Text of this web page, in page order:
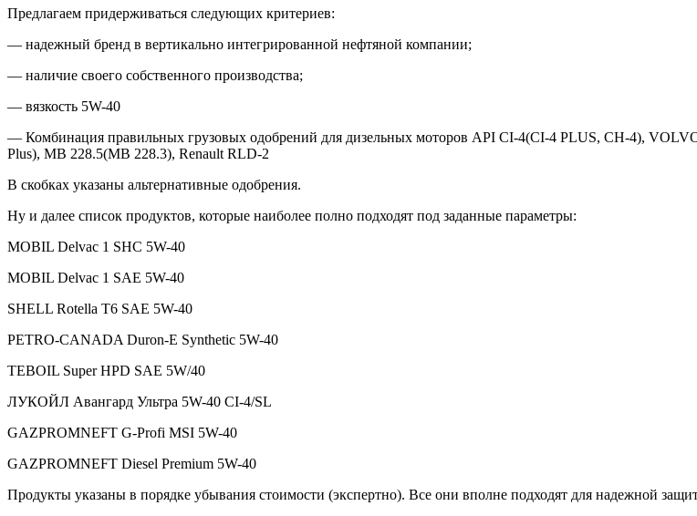
Предлагаем придерживаться следующих критериев:
— надежный бренд в вертикально интегрированной нефтяной компании;
— наличие своего собственного производства;
— вязкость 5W-40
— Комбинация правильных грузовых одобрений для дизельных моторов API CI-4(CI-4 PLUS, CH-4),
Plus), MB 228.5(MB 228.3), Renault RLD-2
В скобках указаны альтернативные одобрения.
Ну и далее список продуктов, которые наиболее полно подходят под заданные параметры:
MOBIL Delvac 1 SHC 5W-40
MOBIL Delvac 1 SAE 5W-40
SHELL Rotella T6 SAE 5W-40
PETRO-CANADA Duron-E Synthetic 5W-40
TEBOIL Super HPD SAE 5W/40
ЛУКОЙЛ Авангард Ультра 5W-40 CI-4/SL
GAZPROMNEFT G-Profi MSI 5W-40
GAZPROMNEFT Diesel Premium 5W-40
Продукты указаны в порядке убывания стоимости (экспертно). Все они вполне подходят для надежной